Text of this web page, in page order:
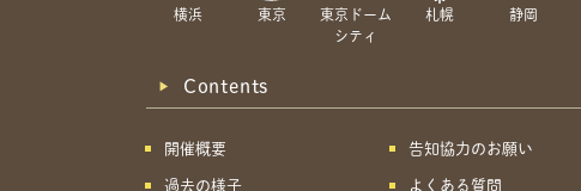
横浜 東京
東京ドーム
シティ
札幌 静岡
Contents
開催概要
過去の様子
告知協力のお願い
よくある質問